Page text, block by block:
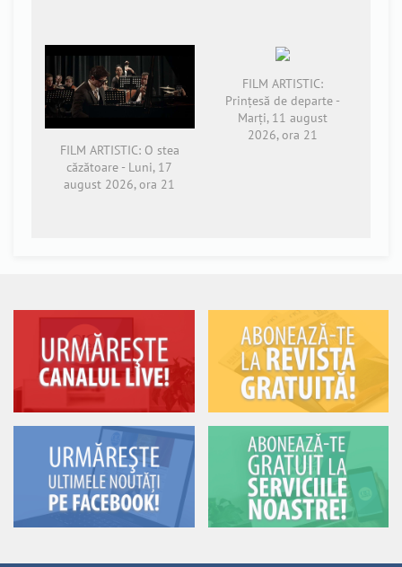
FILM ARTISTIC: O stea
căzătoare - Luni, 17
august 2026, ora 21
FILM ARTISTIC:
Prințesă de departe -
Marți, 11 august
2026, ora 21